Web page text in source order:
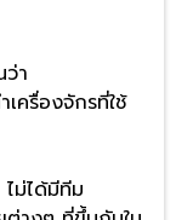
า
ครื่องจักรที่ใช้
ม่ได้มีทีม